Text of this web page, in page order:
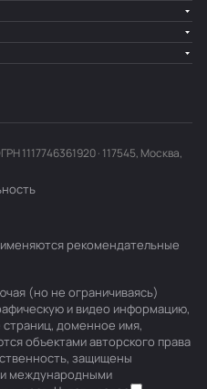
1117746361920 · 117545, Москва,
рекомендательные
(но не ограничиваясь)
и видео информацию,
страниц, доменное имя,
объектами авторского права
защищены
и международными